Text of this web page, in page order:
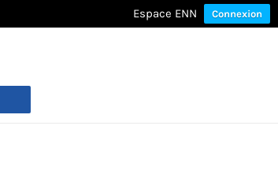
Espace ENN Connexion